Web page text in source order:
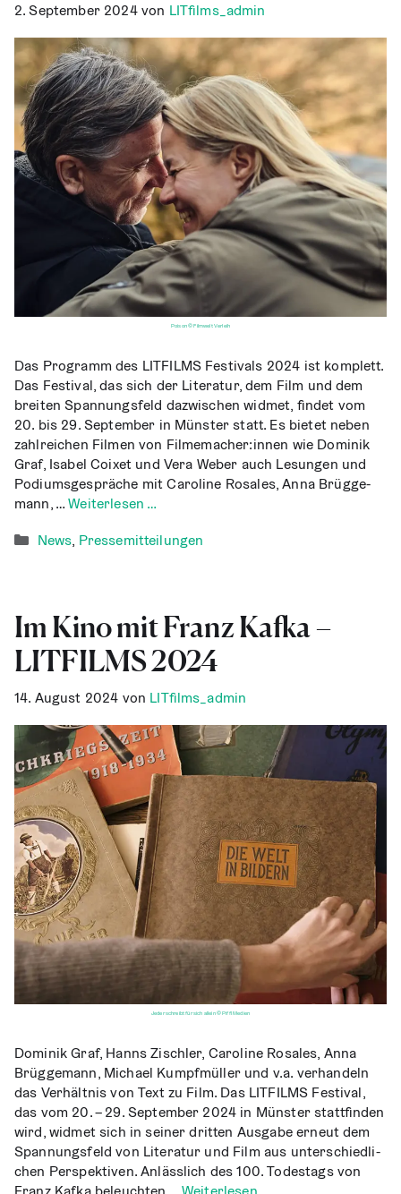
2. September 2024 von LITfilms_admin
Poison © Filmwelt Verleih
Das Pro­gramm des LITFILMS Fes­ti­vals 2024 ist kom­plett.
Das Fes­ti­val, das sich der Lite­ra­tur, dem Film und dem
brei­ten Span­nungs­feld dazwi­schen wid­met, fin­det vom
20. bis 29. Sep­tem­ber in Müns­ter statt. Es bie­tet neben
zahl­rei­chen Fil­men von Filmemacher:innen wie Dominik
Graf, Isa­bel Coixet und Vera Weber auch Lesun­gen und
Podi­ums­ge­sprä­che mit Caro­li­ne Rosa­les, Anna Brüg­ge­
mann, …Wei­ter­le­sen …
Kategorien
News, Pressemitteilungen
Im Kino mit Franz Kaf­ka –
LITFILMS 2024
14. August 2024 von LITfilms_admin
Jeder schreibt für sich allein © Piffl Medien
Dominik Graf, Hanns Zisch­ler, Caro­li­ne Rosa­les, Anna
Brüg­ge­mann, Micha­el Kumpf­mül­ler und v.a. ver­han­deln
das Ver­hält­nis von Text zu Film. Das LITFILMS Fes­ti­val,
das vom 20. – 29. Sep­tem­ber 2024 in Müns­ter statt­fin­den
wird, wid­met sich in sei­ner drit­ten Aus­ga­be erneut dem
Span­nungs­feld von Lite­ra­tur und Film aus unter­schied­li­
chen Per­spek­ti­ven. Anläss­lich des 100. Todes­tags von